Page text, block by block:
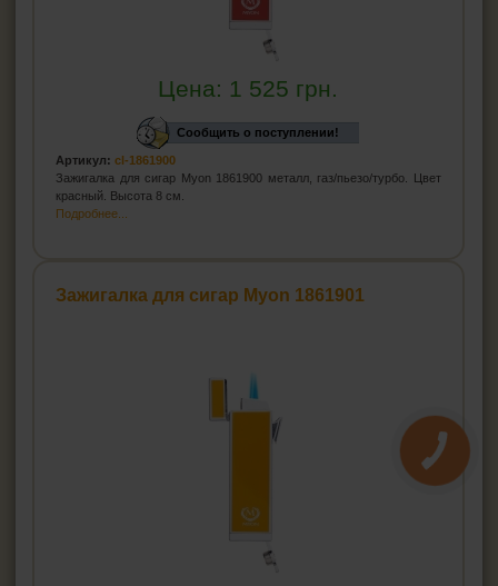
Цена: 1 525 грн.
Сообщить о поступлении!
Артикул: cl-1861900
Зажигалка для сигар Myon 1861900 металл, газ/пьезо/турбо. Цвет
красный. Высота 8 см.
Подробнее...
Зажигалка для сигар Myon 1861901